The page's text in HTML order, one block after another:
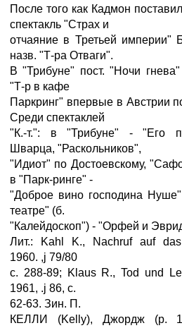
После того как Кадмон
спектакль "Страх и
отчаяние в Третьей империи"
назв. "Т-ра Отваги".
В "Трибуне" пост. "Ночи
"Т-р в кафе
Паркринг" впервые в Австрии
Среди спектаклей
"К.-т.": в "Трибуне" - "Его
Шварца, "Раскольников",
"Идиот" по Достоевскому,
в "Парк-ринге" -
"Доброе вино господина
театре" (б.
"Калейдоскоп") - "Орфей и
Лит.: Kahl K., Nachruf auf das
1960. ,ј 79/80
с. 288-89; Klaus R., Tod und
1961, .ј 86, с.
62-63. Зин. П.
КЕЛЛИ (Kelly), Джордж (р.